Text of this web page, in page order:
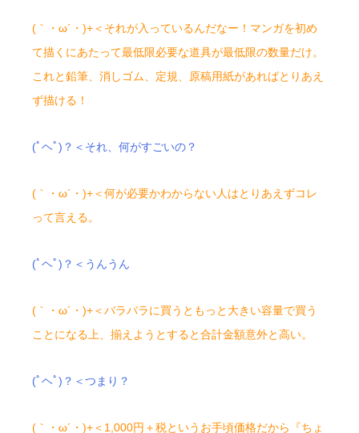
(｀・ω´・)+＜それが入っているんだなー！マンガを初め
て描くにあたって最低限必要な道具が最低限の数量だけ。
これと鉛筆、消しゴム、定規、原稿用紙があればとりあえ
ず描ける！
(ﾟヘﾟ)？＜それ、何がすごいの？
(｀・ω´・)+＜何が必要かわからない人はとりあえずコレ
って言える。
(ﾟヘﾟ)？＜うんうん
(｀・ω´・)+＜バラバラに買うともっと大きい容量で買う
ことになる上、揃えようとすると合計金額意外と高い。
(ﾟヘﾟ)？＜つまり？
(｀・ω´・)+＜1,000円＋税というお手頃価格だから『ちょ